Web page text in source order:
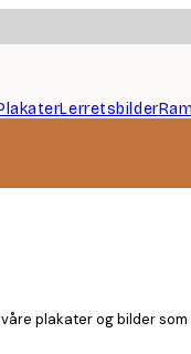
Lerretsbilder
plakater og bilder